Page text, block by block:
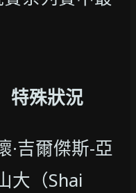
特殊狀況
·吉爾傑斯-亞
大（Shai